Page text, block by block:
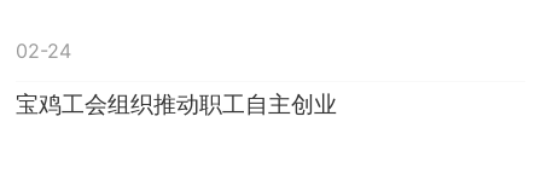
02-24
宝鸡工会组织推动职工自主创业